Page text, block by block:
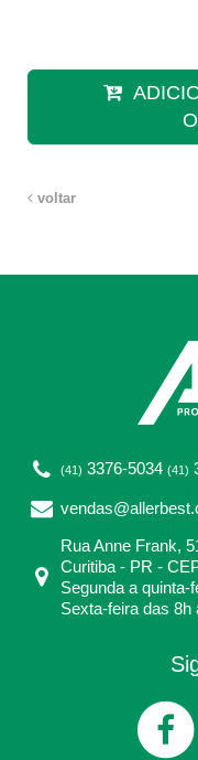
voltar
(41) 3376-5034 (41)
Rua Anne Frank,
Curitiba - PR -
Segunda a quinta-
Sexta-feira das 8h